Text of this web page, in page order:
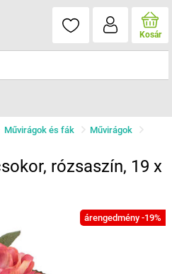
Kosár
Művirágok és fák
Művirágok
rózsaszín, 19 x
árengedmény -19%